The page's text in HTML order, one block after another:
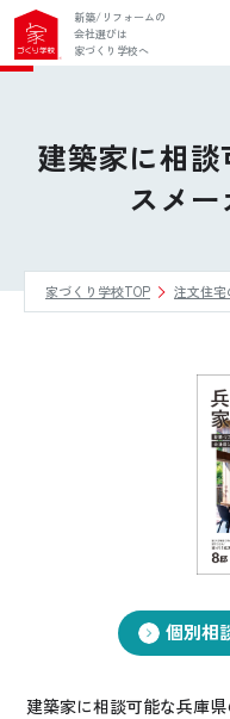
新築/リフォームの
会社選びは
家づくり学校へ
家づくり学校
お悩み・相談
よくある質問
ご利用者の声・
建築家に相
スメ
家づくり学校TOP 注文住
個別相
建築家に相談可能な兵庫